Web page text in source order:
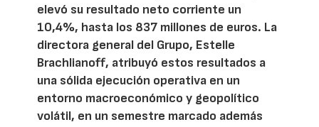
elevó su resultado neto corriente un
10,4%, hasta los 837 millones de euros. La
directora general del Grupo, Estelle
Brachlianoff, atribuyó estos resultados a
una sólida ejecución operativa en un
entorno macroeconómico y geopolítico
volátil, en un semestre marcado además